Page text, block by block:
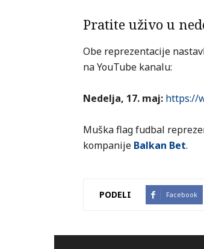
Pratite uživo u
Obe reprezentacije
na YouTube kanalu:
Nedelja, 17. maj: https://
Muška flag fudbal
kompanije Balkan Bet.
PODELI Facebook